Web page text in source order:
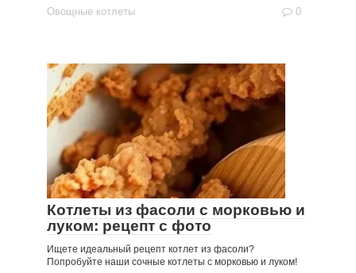
Овощные котлеты 0
Котлеты из фасоли с морковью и
луком: рецепт с фото
Ищете идеальный рецепт котлет из фасоли?
Попробуйте наши сочные котлеты с морковью и луком!